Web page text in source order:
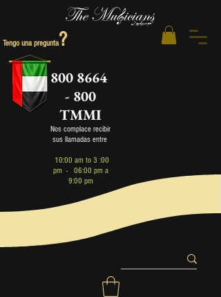
Tengo una pregunta?
800 8664
- 800
TMMI
Nos complace recibir
sus llamadas entre
1 0:00 am to 3 :00
pm - 06:00 pm a
9:00 pm